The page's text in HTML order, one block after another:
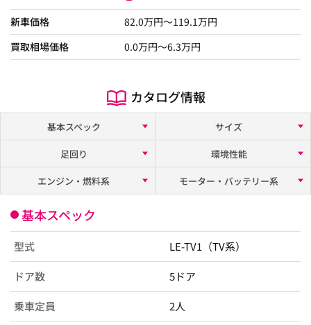
新車価格 82.0万円～119.1 万円
買取相場価格
0.0万円〜6.3万円
カタログ情報
基本スペック
サイズ
足回り
環境性能
エンジン・燃料系
モーター・バッテリー系
基本スペック
型式 LE-TV1（TV系）
ドア数 5ドア
乗車定員 2人